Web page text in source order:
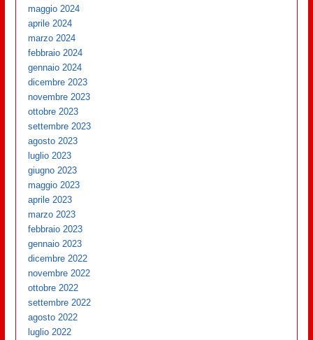
maggio 2024
aprile 2024
marzo 2024
febbraio 2024
gennaio 2024
dicembre 2023
novembre 2023
ottobre 2023
settembre 2023
agosto 2023
luglio 2023
giugno 2023
maggio 2023
aprile 2023
marzo 2023
febbraio 2023
gennaio 2023
dicembre 2022
novembre 2022
ottobre 2022
settembre 2022
agosto 2022
luglio 2022